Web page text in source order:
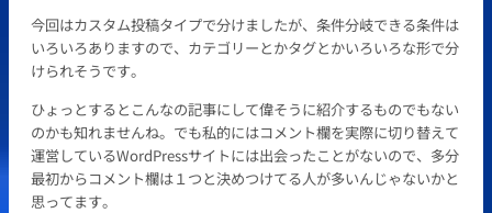
今回はカスタム投稿タイプで分けましたが、条件分岐できる条件は
いろいろありますので、カテゴリーとかタグとかいろいろな形で分
けられそうです。
ひょっとするとこんなの記事にして偉そうに紹介するものでもない
のかも知れませんね。でも私的にはコメント欄を実際に切り替えて
運営しているWordPressサイトには出会ったことがないので、多分
最初からコメント欄は１つと決めつけてる人が多いんじゃないかと
思ってます。